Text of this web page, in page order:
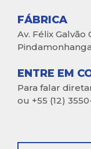
FÁBRICA
Av. Félix Galvão
ENTRE EM
Para falar
ou +55 (12)